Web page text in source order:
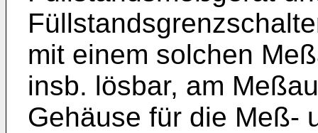
mit einem solchen
insb. lösbar, am
Gehäuse für die Meß-